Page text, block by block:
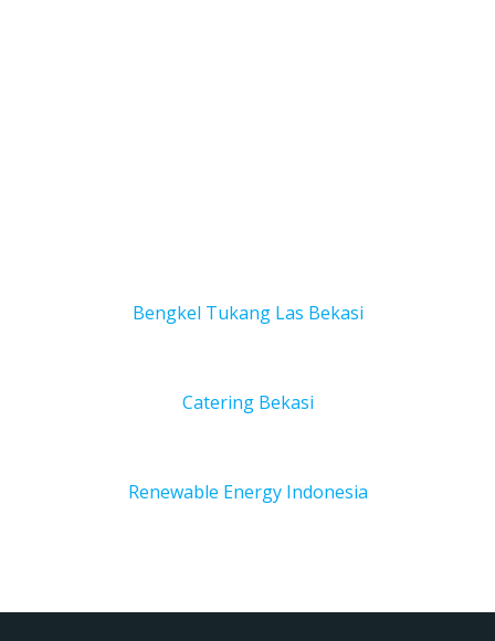
Bengkel Tukang Las Bekasi
Catering Bekasi
Renewable Energy Indonesia